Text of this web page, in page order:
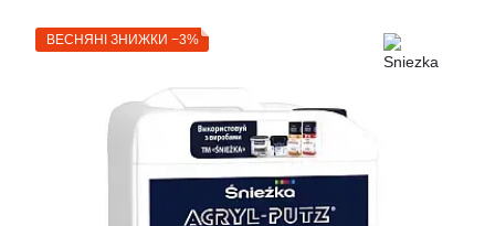
ВЕСНЯНІ ЗНИЖКИ −3%